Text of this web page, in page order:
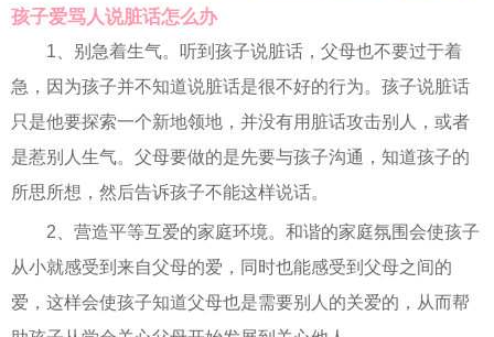
孩子爱骂人说脏话怎么办
1、别急着生气。听到孩子说脏话，父母也不要过于着
急，因为孩子并不知道说脏话是很不好的行为。孩子说脏话
只是他要探索一个新地领地，并没有用脏话攻击别人，或者
是惹别人生气。父母要做的是先要与孩子沟通，知道孩子的
所思所想，然后告诉孩子不能这样说话。
2、营造平等互爱的家庭环境。和谐的家庭氛围会使孩子
从小就感受到来自父母的爱，同时也能感受到父母之间的
爱，这样会使孩子知道父母也是需要别人的关爱的，从而帮